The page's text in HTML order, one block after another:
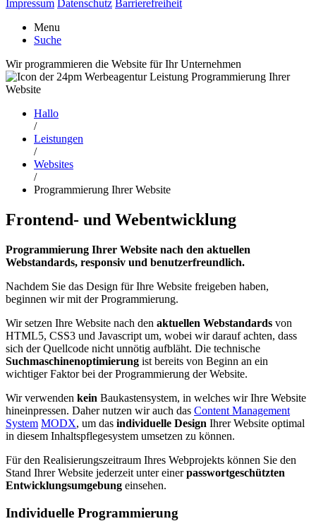
Impressum Datenschutz Barrierefreiheit
Menu
Suche
Wir programmieren die Website für Ihr Unternehmen
Hallo
/
Leistungen
/
Websites
/
Programmierung Ihrer Website
Frontend- und Webentwicklung
Programmierung Ihrer Website nach den aktuellen
Webstandards, responsiv und benutzerfreundlich.
Nachdem Sie das Design für Ihre Website freigeben haben,
beginnen wir mit der Programmierung.
Wir setzen Ihre Website nach den aktuellen Webstandards von
HTML5, CSS3 und Javascript um, wobei wir darauf achten, dass
sich der Quellcode nicht unnötig aufbläht. Die technische
Suchmaschinenoptimierung ist bereits von Beginn an ein
wichtiger Faktor bei der Programmierung der Website.
Wir verwenden kein Baukastensystem, in welches wir Ihre Website
hineinpressen. Daher nutzen wir auch das Content Management
System MODX, um das individuelle Design Ihrer Website optimal
in diesem Inhaltspflegesystem umsetzen zu können.
Für den Realisierungszeitraum Ihres Webprojekts können Sie den
Stand Ihrer Website jederzeit unter einerpasswortgeschützten
Entwicklungsumgebung einsehen.
Individuelle Programmierung